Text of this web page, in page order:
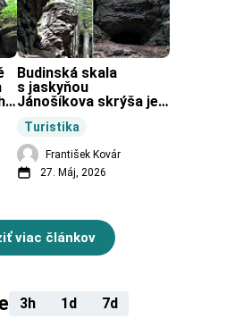
Turistika
Budinská skala
s jaskyňou
Jánošíkova skrýša je
obci Budiná.
František Kovár
27. Máj, 2026
viac článkov
3h 1d 7d